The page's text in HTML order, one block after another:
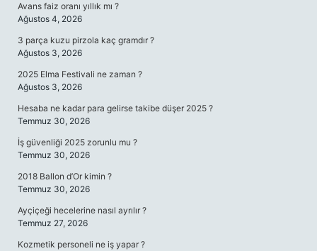
Avans faiz oranı yıllık mı ?
Ağustos 4, 2026
3 parça kuzu pirzola kaç gramdır ?
Ağustos 3, 2026
2025 Elma Festivali ne zaman ?
Ağustos 3, 2026
Hesaba ne kadar para gelirse takibe düşer 2025 ?
Temmuz 30, 2026
İş güvenliği 2025 zorunlu mu ?
Temmuz 30, 2026
2018 Ballon d’Or kimin ?
Temmuz 30, 2026
Ayçiçeği hecelerine nasıl ayrılır ?
Temmuz 27, 2026
Kozmetik personeli ne iş yapar ?